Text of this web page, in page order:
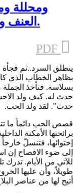
ومحللة
العنف والتعذيب من اللاجئين في لبنان.
ينطلق السرد..ثم
بظاهر الخطاب الذي
بسلاسة. فتأخذ
حدث له. كيف ولد
حدث". لقد ولد الحب.
قصص الحب دائماً ما
برائحتها الأمكنة
إحتوائها، فتنسلّ
إلى ضوء الافصاح
للآتي من الأيام. تدرك
طويلاً، وأن عليها
أتيح لها من عناصر